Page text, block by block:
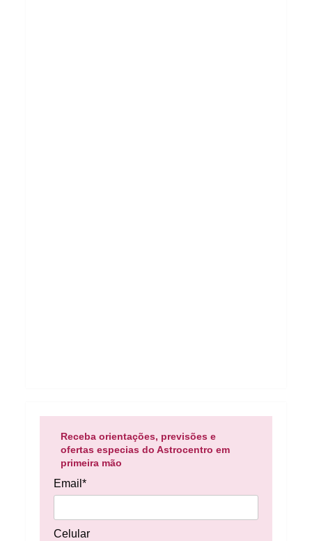
Receba orientações, previsões e
ofertas especias do Astrocentro em
primeira mão
Email*
Celular